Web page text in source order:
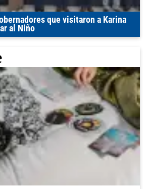
que visitaron a Karina
al Niño